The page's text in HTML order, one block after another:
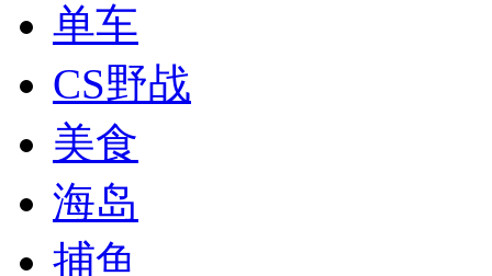
单车
CS野战
美食
海岛
捕鱼